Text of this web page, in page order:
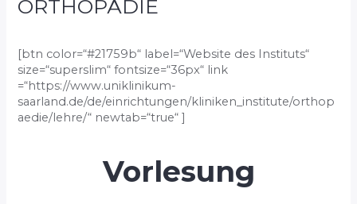
ORTHOPÄDIE
[btn color=“#21759b“ label=“Website des Instituts“
size=“superslim“ fontsize=“36px“ link
=“https://www.uniklinikum-
saarland.de/de/einrichtungen/kliniken_institute/orthop
aedie/lehre/“ newtab=“true“ ]
Vorlesung